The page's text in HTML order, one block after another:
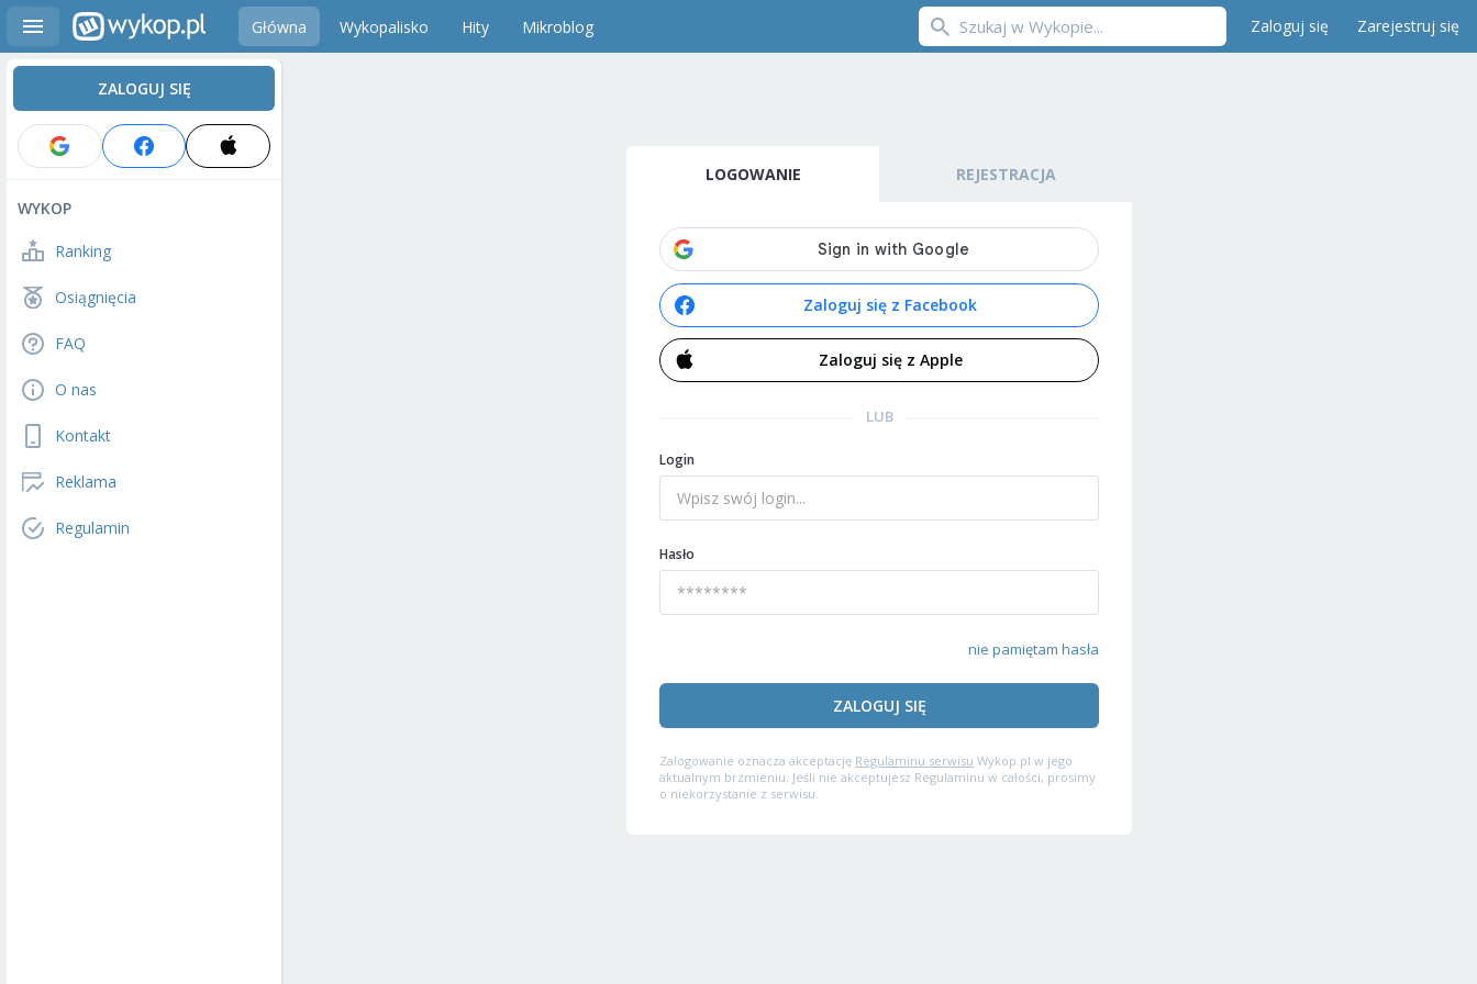
Główna Wykopalisko Hity Mikroblog Zaloguj się Zarejestruj się
ZALOGUJ SIĘ
WYKOP
Ranking
Osiągnięcia
FAQ
O nas
Kontakt
Reklama
Regulamin
LOGOWANIE REJESTRACJA
Zaloguj się z Facebook
Zaloguj się z Apple
LUB
Login
Hasło
nie pamiętam hasła
ZALOGUJ SIĘ
Zalogowanie oznacza akceptację Regulaminu serwisu Wykop.pl w jego
aktualnym brzmieniu. Jeśli nie akceptujesz Regulaminu w całości, prosimy
o niekorzystanie z serwisu.